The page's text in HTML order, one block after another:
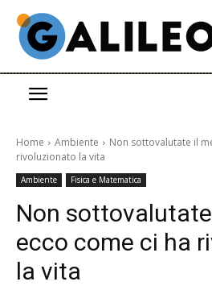
Home Ambiente
Non sottovalutate il
rivoluzionato la vita
Ambiente Fisica e Matematica
Non
ecco come ci ha
la vita